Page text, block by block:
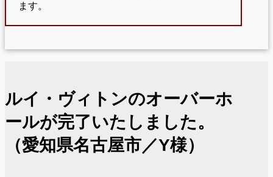
ます。
ルイ・ヴィトンのオーバーホ
ールが完了いたしました。
（愛知県名古屋市／Y様）